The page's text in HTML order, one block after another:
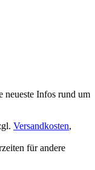
neueste Infos rund um
Versandkosten,
für andere